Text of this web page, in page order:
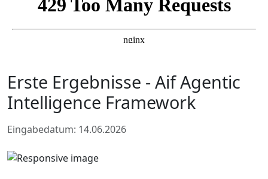
Erste Ergebnisse - Aif Agentic
Intelligence Framework
Eingabedatum: 14.06.2026